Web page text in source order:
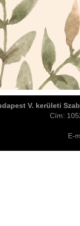
V. kerületi
Cím:
E-